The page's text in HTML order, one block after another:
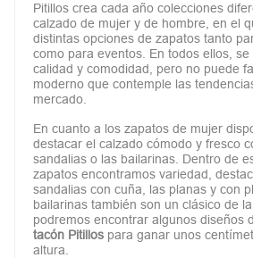
Pitillos crea cada año colecciones
calzado de mujer y de hombre, en el
distintas opciones de zapatos tanto
como para eventos. En todos ellos, se
calidad y comodidad, pero no puede
moderno que contemple las
mercado.
En cuanto a los zapatos de mujer
destacar el calzado cómodo y fresco
sandalias o las bailarinas. Dentro de
zapatos encontramos variedad,
sandalias con cuña, las planas y con
bailarinas también son un clásico de
podremos encontrar algunos diseños
tacón Pitillos para ganar unos
altura.